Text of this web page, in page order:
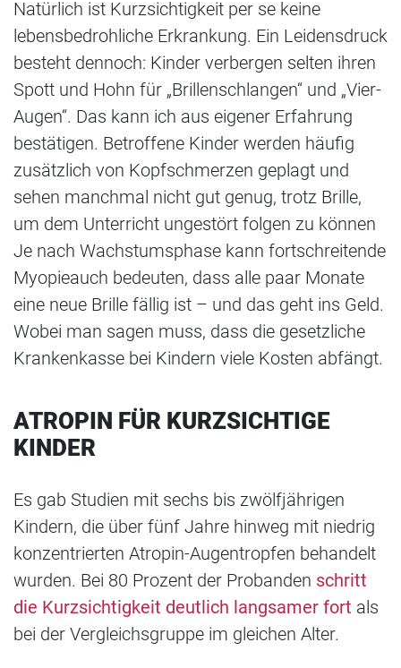
Natürlich ist Kurzsichtigkeit per se keine
lebensbedrohliche Erkrankung. Ein Leidensdruck
besteht dennoch: Kinder verbergen selten ihren
Spott und Hohn für „Brillenschlangen“ und „Vier-
Augen“. Das kann ich aus eigener Erfahrung
bestätigen. Betroffene Kinder werden häufig
zusätzlich von Kopfschmerzen geplagt und
sehen manchmal nicht gut genug, trotz Brille,
um dem Unterricht ungestört folgen zu können
Je nach Wachstumsphase kann fortschreitende
Myopieauch bedeuten, dass alle paar Monate
eine neue Brille fällig ist – und das geht ins Geld.
Wobei man sagen muss, dass die gesetzliche
Krankenkasse bei Kindern viele Kosten abfängt.
ATROPIN FÜR KURZSICHTIGE
KINDER
Es gab Studien mit sechs bis zwölfjährigen
Kindern, die über fünf Jahre hinweg mit niedrig
konzentrierten Atropin-Augentropfen behandelt
wurden. Bei 80 Prozent der Probanden schritt
die Kurzsichtigkeit deutlich langsamer fort als
bei der Vergleichsgruppe im gleichen Alter.